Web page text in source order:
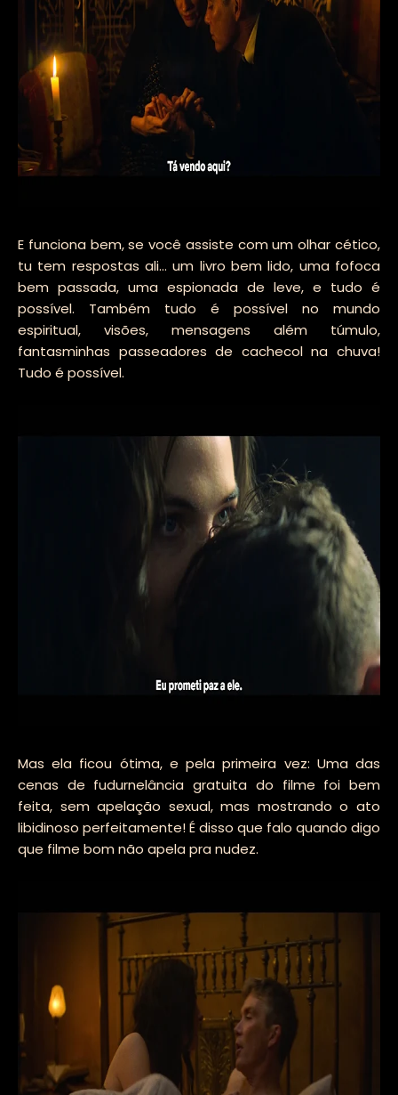
E funciona bem, se você assiste com um olhar cético,
tu tem respostas ali... um livro bem lido, uma fofoca
bem passada, uma espionada de leve, e tudo é
possível. Também tudo é possível no mundo
espiritual, visões, mensagens além túmulo,
fantasminhas passeadores de cachecol na chuva!
Tudo é possível.
Mas ela ficou ótima, e pela primeira vez: Uma das
cenas de fudurnelância gratuita do filme foi bem
feita, sem apelação sexual, mas mostrando o ato
libidinoso perfeitamente! É disso que falo quando digo
que filme bom não apela pra nudez.